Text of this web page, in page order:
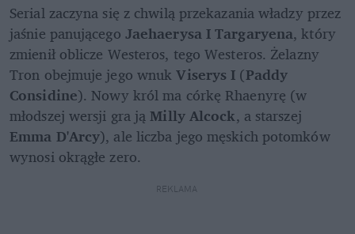
Serial zaczyna się z chwilą przekazania władzy przez
jaśnie panującego Jaehaerysa I Targaryena, który
zmienił oblicze Westeros, tego Westeros. Żelazny
Tron obejmuje jego wnuk Viserys I (Paddy
Considine). Nowy król ma córkę Rhaenyrę (w
młodszej wersji gra ją Milly Alcock
Emma D'Arcy), ale liczba jego męskich potomków
wynosi okrągłe zero.
REKLAMA